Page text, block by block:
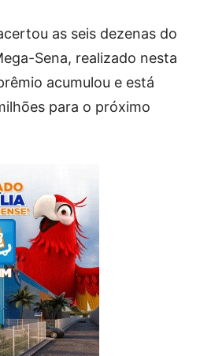
as seis dezenas do
Sena, realizado nesta
acumulou e está
para o próximo